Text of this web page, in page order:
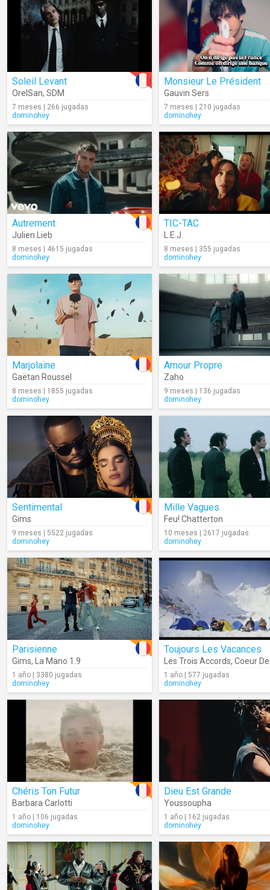
Soleil Levant
OrelSan, SDM
7 meses | 266 jugadas
dominohey
Monsieur Le Président
Gauvin Sers
7 meses | 210 jugadas
dominohey
Autrement
Julien Lieb
8 meses | 4615 jugadas
dominohey
TIC-TAC
L.E.J.
8 meses | 355 jugadas
dominohey
Marjolaine
Gaëtan Roussel
8 meses | 1855 jugadas
dominohey
Amour Propre
Zaho
9 meses | 136 jugadas
dominohey
Sentimental
Gims
9 meses | 5522 jugadas
dominohey
Mille Vagues
Feu! Chatterton
10 meses | 2617 jugadas
dominohey
Parisienne
Gims, La Mano 1.9
1 año | 3380 jugadas
dominohey
Toujours Les Vacances
Les Trois Accords, Coeur
1 año | 577 jugadas
dominohey
Chéris Ton Futur
Barbara Carlotti
1 año | 106 jugadas
dominohey
Dieu Est Grande
Youssoupha
1 año | 162 jugadas
dominohey